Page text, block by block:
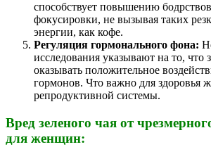
способствует повышению
фокусировки, не вызывая таких
энергии, как кофе.
Регуляция гормонального фона:
исследования указывают на то, что
оказывать положительное
гормонов. Что важно для здоровья
репродуктивной системы.
Вред зеленого чая от
для женщин: